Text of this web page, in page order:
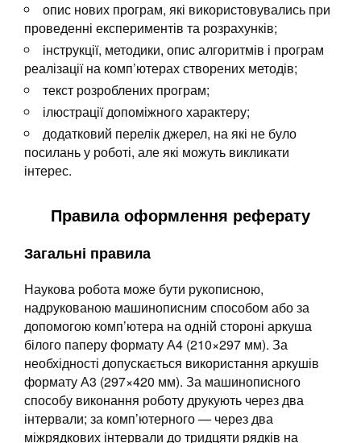
опис нових програм, які використовувались при
проведенні експериментів та розрахунків;
інструкції, методики, опис алгоритмів і програм
реалізації на комп’ютерах створених методів;
текст розроблених програм;
ілюстрації допоміжного характеру;
додатковий перелік джерел, на які не було
посилань у роботі, але які можуть викликати
інтерес.
Правила оформлення реферату
Загальні правила
Наукова робота може бути рукописною,
надрукованою машинописним способом або за
допомогою комп’ютера на одній стороні аркуша
білого паперу формату А4 (210×297 мм). За
необхідності допускається використання аркушів
формату А3 (297×420 мм). За машинописного
способу виконання роботу друкують через два
інтервали; за комп’ютерного — через два
міжрядкових інтервали до тридцяти рядків на